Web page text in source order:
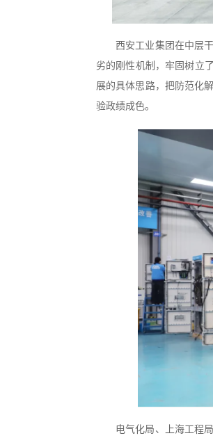
西安工业集团在中层
劣的刚性机制，牢固树立
展的具体思路，把防范化
验政绩成色。
电气化局、上海工程